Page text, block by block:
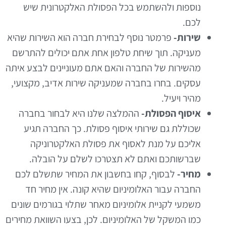
נוספות ולהשתמש בכל הפסולת האלקטרונית שיש
לכם.
שירות-פרמטר נוסף לבחירת חברה הוא השירות שהיא
מעניקה. תוך שיחת טלפון אחת אתם יכולים להתרשם
מהשירות של החברה והאם אתם מעוניינים לבצע איתה
עסקים. בחרו בחברה שמעניקה שירות אדיב, מקצועי,
מהיר ויעיל.
איסוף הפסולת-ההמלצה שלנו היא לבחור בחברה
שכוללת גם שירותי איסוף פסולת. כך החברה תגיע
אליכם על מנת לאסוף את פסולת האלקטרוניקה
שברשותכם ואתם לא תצטרכו לשלם על הובלה.
מחיר-לבסוף, קחו בחשבון את המחיר שתשלם לכם
החברה עבור האלומיניום שהיא קונה. אין מחיר חד
משמעי לקניית אלומיניום מאחר שתלוי בגורמים שונים
כמו המשקל של האלומיניום. לכן, בצעו השוואת מחירים